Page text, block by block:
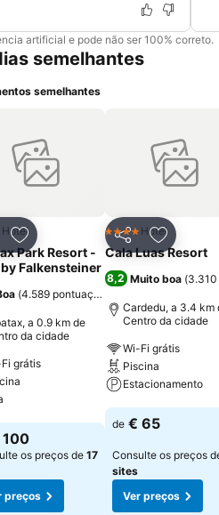
artificial e pode não ser 100% correto.
semelhantes
semelhantes
Adicionar aos favoritos
Hotel
Park Resort -
Falkensteiner
(4.589 pontuações
a 0.9 km de
da cidade
grátis
os preços de 17
preços
Partilhar
4 EstrelasHotel
Cala Luas Resort
8,2 Muito boa (3.310
Cardedu, a 3.4 km
Centro da cidade
Wi-Fi grátis
Piscina
Estacionamento
Ver preços
de € 65
Consulte os preços
sites
Ver preços